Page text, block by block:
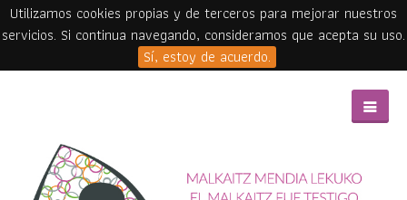
Utilizamos cookies propias y de terceros para mejorar nuestros
servicios. Si continua navegando, consideramos que acepta su uso.
Sí, estoy de acuerdo.